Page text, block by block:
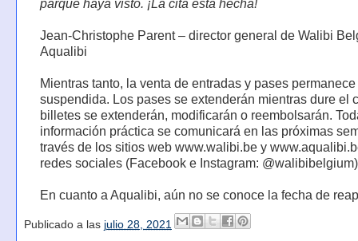
parque haya visto. ¡La cita está hecha!
Jean-Christophe Parent – director general de Walibi
Aqualibi
Mientras tanto, la venta de entradas y pases permanece
suspendida. Los pases se extenderán mientras dure el
billetes se extenderán, modificarán o reembolsarán.
información práctica se comunicará en las próximas
través de los sitios web www.walibi.be y
redes sociales (Facebook e Instagram:
En cuanto a Aqualibi, aún no se conoce la fecha de
Publicado a las julio 28, 2021